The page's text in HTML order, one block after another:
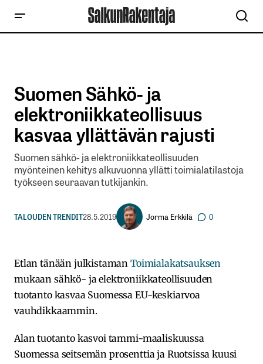
Suomen Sähkö- ja
elektroniikkateollisuus
kasvaa yllättävän rajusti
Suomen sähkö- ja elektroniikkateollisuuden
myönteinen kehitys alkuvuonna yllätti toimialatilastoja
työkseen seuraavan tutkijankin.
TALOUDEN TRENDIT28.5.2019 Jorma Erkkilä 0
Etlan tänään julkistaman Toimialakatsauksen
mukaan sähkö- ja elektroniikkateollisuuden
tuotanto kasvaa Suomessa EU-keskiarvoa
vauhdikkaammin.
Alan tuotanto kasvoi tammi-maaliskuussa
Suomessa seitsemän prosenttia ja Ruotsissa kuusi